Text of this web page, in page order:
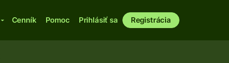
Cenník Pomoc Prihlásiť sa Registrácia